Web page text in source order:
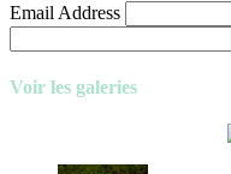
Email Address
Voir les galeries